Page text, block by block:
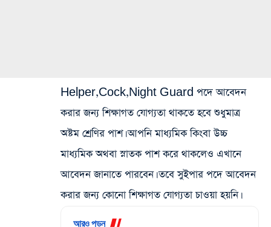
Helper,Cock,Night Guard পদে আবেদন
করার জন্য শিক্ষাগত যোগ্যতা থাকতে হবে শুধুমাত্র
অষ্টম শ্রেণির পাশ। আপনি মাধ্যমিক কিংবা উচ্চ
মাধ্যমিক অথবা স্নাতক পাশ করে থাকলেও এখানে
আবেদন জানাতে পারবেন। তবে সুইপার পদে আবেদন
করার জন্য কোনো শিক্ষাগত যোগ্যতা চাওয়া হয়নি।
আরও পড়ুন